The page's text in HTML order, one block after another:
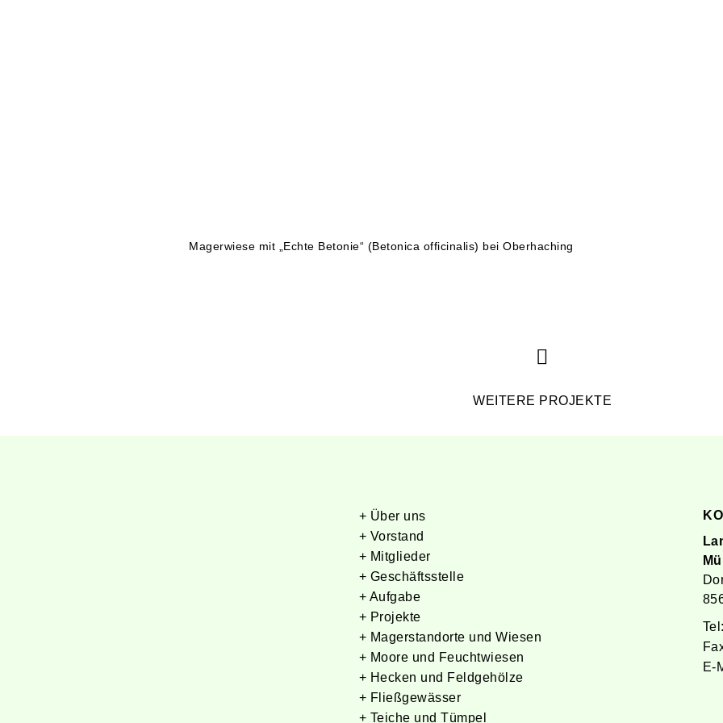
Magerwiese mit „Echte Betonie“ (Betonica officinalis) bei Oberhaching
WEITERE PROJEKTE
+ Über uns
+ Vorstand
+ Mitglieder
+ Geschäftsstelle
+ Aufgabe
+ Projekte
+ Magerstandorte und Wiesen
+ Moore und Feuchtwiesen
+ Hecken und Feldgehölze
+ Fließgewässer
+ Teiche und Tümpel
E-